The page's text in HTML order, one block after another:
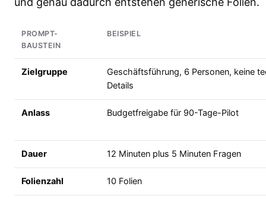
PROMPT-
BAUSTEIN
BEISPIEL
Zielgruppe
Geschäftsführung, 6 Personen, keine
Details
Anlass Budgetfreigabe für 90-Tage-Pilot
Dauer 12 Minuten plus 5 Minuten Fragen
Folienzahl 10 Folien